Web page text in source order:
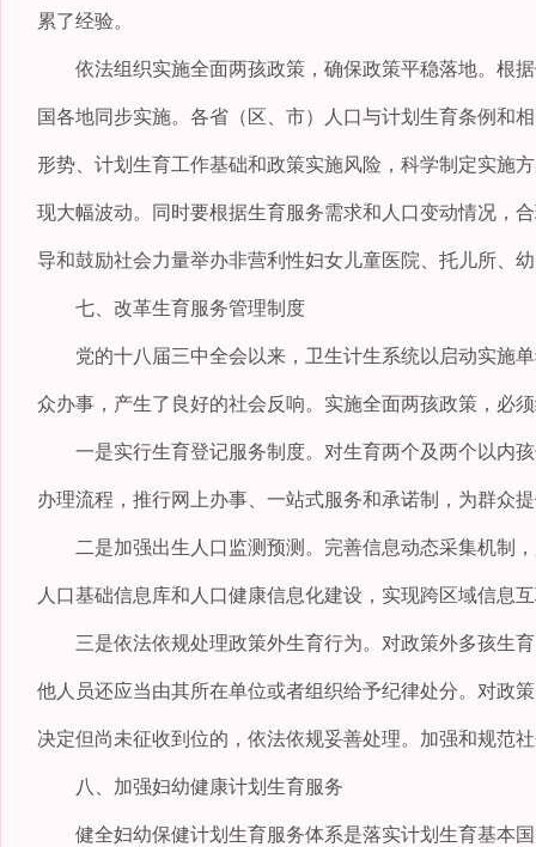
累了经验。
依法组织实施全面两孩政策，确保政策平稳落地。根据
国各地同步实施。各省（区、市）人口与计划生育条例和
形势、计划生育工作基础和政策实施风险，科学制定实施
现大幅波动。同时要根据生育服务需求和人口变动情况，
导和鼓励社会力量举办非营利性妇女儿童医院、托儿所、
七、改革生育服务管理制度
党的十八届三中全会以来，卫生计生系统以启动实施单
众办事，产生了良好的社会反响。实施全面两孩政策，必
一是实行生育登记服务制度。对生育两个及两个以内孩
办理流程，推行网上办事、一站式服务和承诺制，为群众
二是加强出生人口监测预测。完善信息动态采集机制，
人口基础信息库和人口健康信息化建设，实现跨区域信息
三是依法依规处理政策外生育行为。对政策外多孩生育
他人员还应当由其所在单位或者组织给予纪律处分。对政
决定但尚未征收到位的，依法依规妥善处理。加强和规范
八、加强妇幼健康计划生育服务
健全妇幼保健计划生育服务体系是落实计划生育基本国